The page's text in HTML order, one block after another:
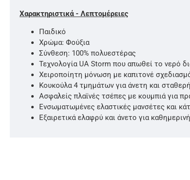
Χαρακτηριστικά - Λεπτομέρειες
Παιδικό
Χρώμα: Φούξια
Σύνθεση: 100% πολυεστέρας
Τεχνολογία UA Storm που απωθεί το νερό
Χειροποίητη μόνωση με καπιτονέ
Κουκούλα 4 τμημάτων για άνετη και
Ασφαλείς πλαϊνές τσέπες με κουμπιά για
Ενσωματωμένες ελαστικές μανσέτες και
Εξαιρετικά ελαφρύ και άνετο για